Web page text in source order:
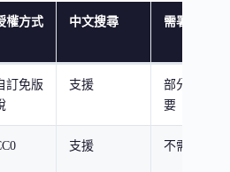
權方式 中文搜尋 需署名
訂免版
支援
部分需
要
支援 不需要